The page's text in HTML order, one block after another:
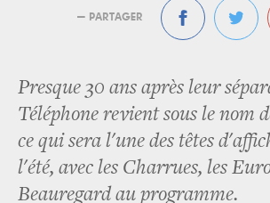
— PARTAGER
Presque 30 ans après leur
Téléphone revient sous le nom
ce qui sera l'une des têtes
l'été, avec les Charrues, les
Beauregard au programme.